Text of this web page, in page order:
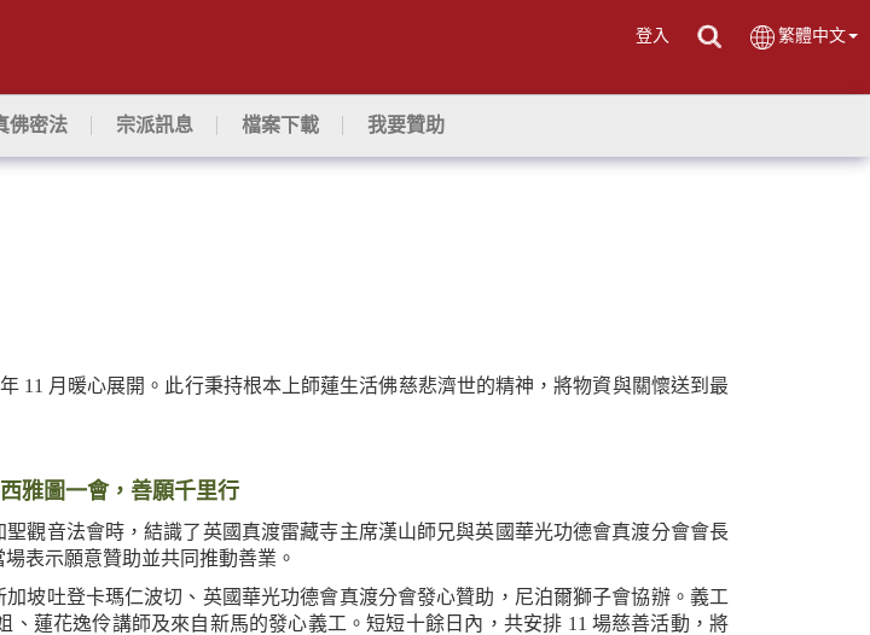
登入 繁體中文
佛密法 宗派訊息 檔案下載 我要贊助
11 月暖心展開。此行秉持根本上師蓮生活佛慈悲濟世的精神，將物資與關懷送到最
雅圖一會，善願千里行
音法會時，結識了英國真渡雷藏寺主席漢山師兄與英國華光功德會真渡分會會長
表示願意贊助並共同推動善業。
加坡吐登卡瑪仁波切、英國華光功德會真渡分會發心贊助，尼泊爾獅子會協辦。義工
蓮花逸伶講師及來自新馬的發心義工。短短十餘日內，共安排 11 場慈善活動，將